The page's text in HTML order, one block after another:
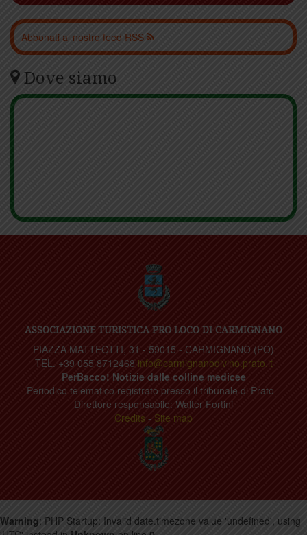
Abbonati al nostro feed RSS
Dove siamo
ASSOCIAZIONE TURISTICA PRO LOCO DI CARMIGNANO
PIAZZA MATTEOTTI, 31 - 59015 - CARMIGNANO (PO)
TEL. +39 055 8712468 info@carmignanodivino.prato.it
PerBacco! Notizie dalle colline medicee
Periodico telematico registrato presso il tribunale di Prato -
Direttore responsabile: Walter Fortini
Credits - Site map
Warning: PHP Startup: Invalid date.timezone value 'undefined', using